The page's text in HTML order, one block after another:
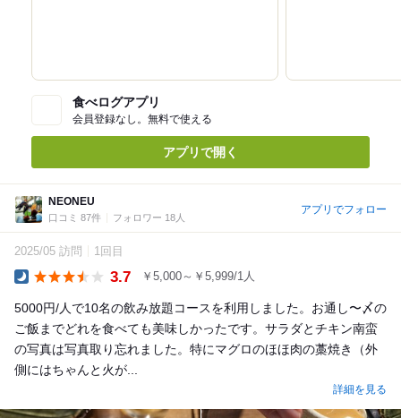
食べログアプリ
会員登録なし。無料で使える
アプリで開く
NEONEU
口コミ 87件 フォロワー 18人
アプリでフォロー
2025/05 訪問 1回目
3.7 ￥5,000～￥5,999/1人
5000円/人で10名の飲み放題コースを利用しました。お通し〜〆の
ご飯までどれを食べても美味しかったです。サラダとチキン南蛮
の写真は写真取り忘れました。特にマグロのほほ肉の藁焼き（外
側にはちゃんと火が...
詳細を見る